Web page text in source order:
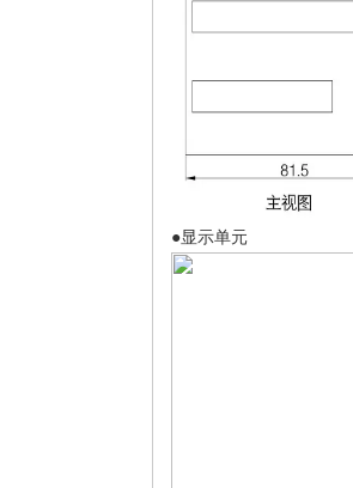
●显示单元